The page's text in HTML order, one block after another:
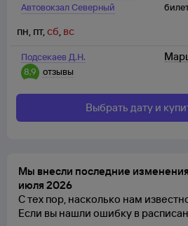
Автовокзал Северный
Подсекаев Д.Н.
8,9
отзывы
пн, пт,сб, вс
Выбрать дату и
Мы внесли последние
июля 2026
С тех пор, насколько нам
Если вы нашли ошибку в